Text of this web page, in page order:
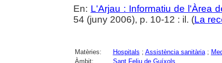
En: L'Arjau : Informatiu de l'Àrea
54 (juny 2006), p. 10-12 : il. (La
Matèries: Hospitals ; Assistència sanitària;
Àmbit:
Sant Feliu de Guíxols